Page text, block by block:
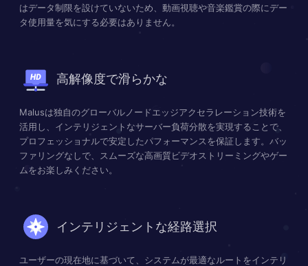
はデータ制限を設けていないため、動画視聴や音楽鑑賞の際にデー
タ使用量を気にする必要はありません。
高解像度で滑らかな
Malusは独自のグローバルノードエッジアクセラレーション技術を
活用し、インテリジェントなサーバー負荷分散を実現することで、
プロフェッショナルで安定したパフォーマンスを保証します。バッ
ファリングなしで、スムーズな高画質ビデオストリーミングやゲー
ムをお楽しみください。
インテリジェントな経路選択
ユーザーの現在地に基づいて、システムが最適なルートをインテリ